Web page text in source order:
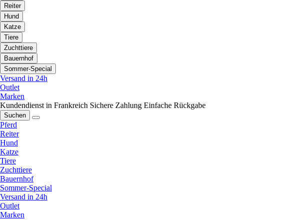
Reiter
Hund
Katze
Tiere
Zuchttiere
Bauernhof
Sommer-Special
Versand in 24h
Outlet
Marken
Kundendienst in Frankreich Sichere Zahlung Einfache Rückgabe
Suchen
Pferd
Reiter
Hund
Katze
Tiere
Zuchttiere
Bauernhof
Sommer-Special
Versand in 24h
Outlet
Marken